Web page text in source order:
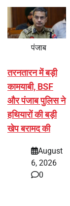
पंजाब
तरनतारन में बड़ी
कामयाबी, BSF
और पंजाब पुलिस ने
हथियारों की बड़ी
खेप बरामद की
August
6, 2026
0